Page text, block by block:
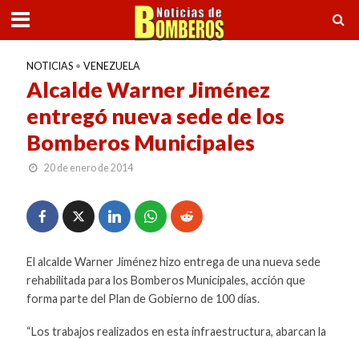
NOTICIAS • VENEZUELA
Alcalde Warner Jiménez
entregó nueva sede de los
Bomberos Municipales
20 de enero de 2014
El alcalde Warner Jiménez hizo entrega de una nueva sede
rehabilitada para los Bomberos Municipales, acción que
forma parte del Plan de Gobierno de 100 días.
“Los trabajos realizados en esta infraestructura, abarcan la